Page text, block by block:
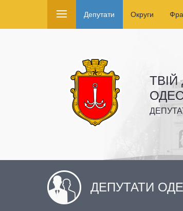
Депутати Округи
ТВІЙ
ДЕПУТАТИ